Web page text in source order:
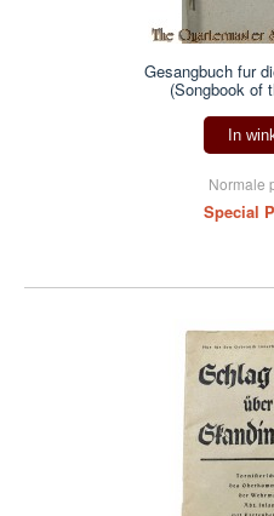
Gesangbuch fur
(Songbook of
In
Normale
Special